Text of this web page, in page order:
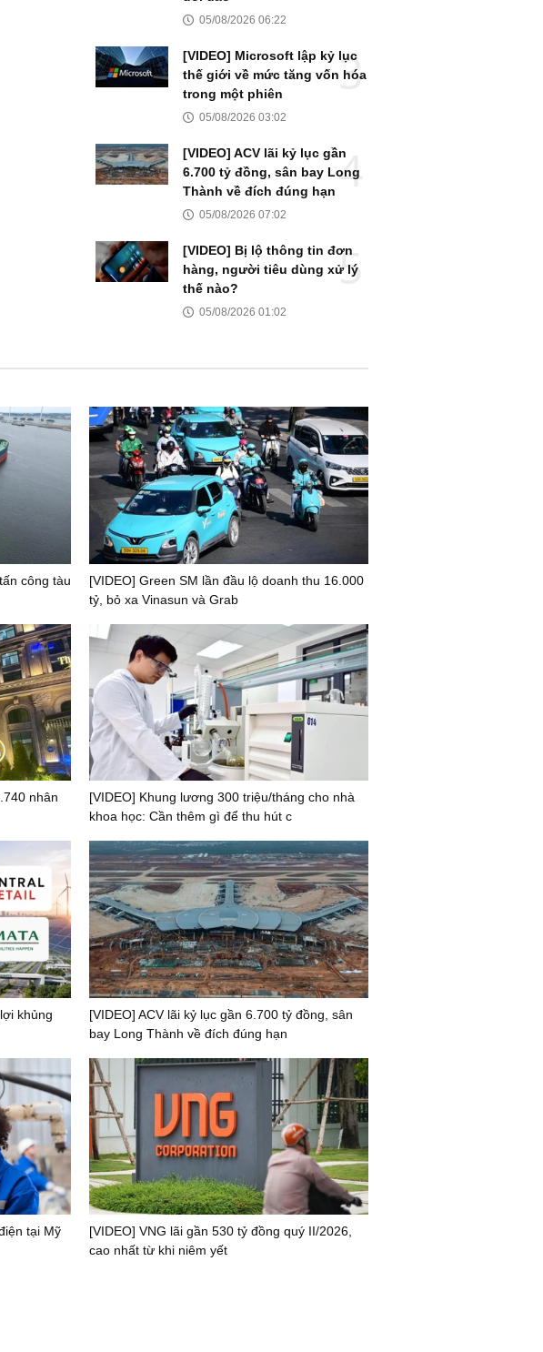
05/08/2026 06:22
[VIDEO] Microsoft lập kỷ lục
thế giới về mức tăng vốn hóa
trong một phiên
05/08/2026 03:02
[VIDEO] ACV lãi kỷ lục gần
6.700 tỷ đồng, sân bay Long
Thành về đích đúng hạn
05/08/2026 07:02
[VIDEO] Bị lộ thông tin đơn
hàng, người tiêu dùng xử lý
thế nào?
05/08/2026 01:02
công tàu
[VIDEO] Green SM lần đầu lộ doanh thu 16.000
tỷ, bỏ xa Vinasun và Grab
nhân
[VIDEO] Khung lương 300 triệu/tháng cho nhà
khoa học: Cần thêm gì để thu hút c
khủng
[VIDEO] ACV lãi kỷ lục gần 6.700 tỷ đồng, sân
bay Long Thành về đích đúng hạn
tại Mỹ
[VIDEO] VNG lãi gần 530 tỷ đồng quý II/2026,
cao nhất từ khi niêm yết